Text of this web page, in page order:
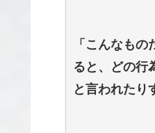
「こんなも
ると、どの行
と言われたり